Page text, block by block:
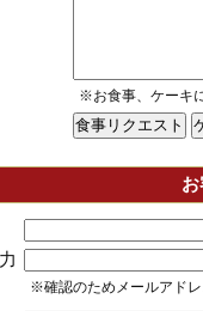
※お食事、ケーキ
※確認のためメールアド